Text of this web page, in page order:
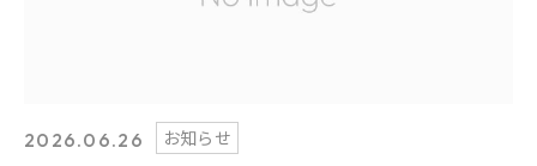
2026.06.26 お知らせ